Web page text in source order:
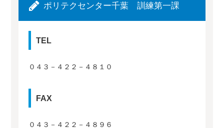
ポリテクセンター千葉 訓練第一課
TEL
０４３－４２２－４８１０
FAX
０４３－４２２－４８９６